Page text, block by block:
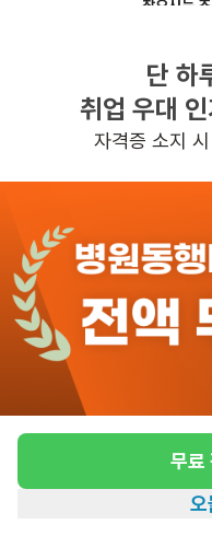
찾으시는
반경 3KM
단 하
취업 우대
자격증 소지
무료
오